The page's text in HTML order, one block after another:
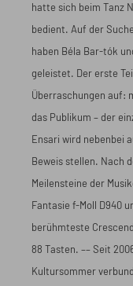
hatte sich beim Tanz
bedient. Auf der
haben Béla Bar-tók
geleistet. Der erste
Überraschungen auf:
das Publikum – der
Ensari wird nebenbei
Beweis stellen. Nach
Meilensteine der
Fantasie f-Moll D940
berühmteste
88 Tasten. –– Seit
Kultursommer